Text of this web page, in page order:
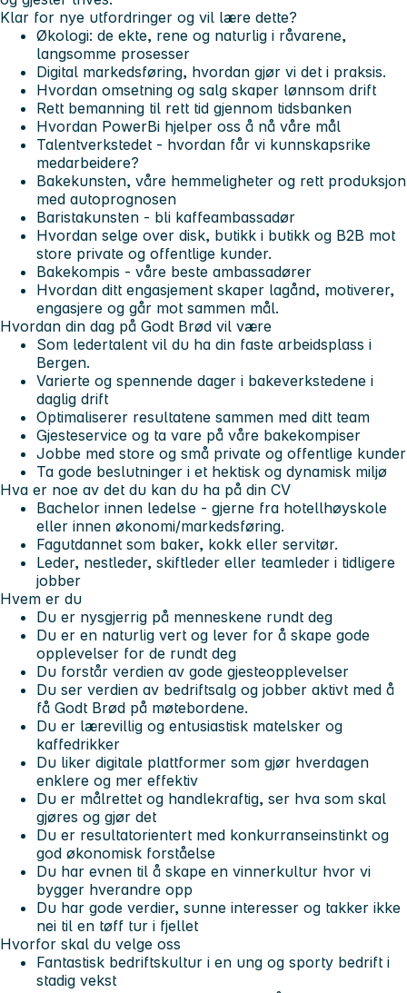
Klar for nye utfordringer og vil lære dette?
Økologi: de ekte, rene og naturlig i råvarene,
langsomme prosesser
Digital markedsføring, hvordan gjør vi det i praksis.
Hvordan omsetning og salg skaper lønnsom drift
Rett bemanning til rett tid gjennom tidsbanken
Hvordan PowerBi hjelper oss å nå våre mål
Talentverkstedet - hvordan får vi kunnskapsrike
medarbeidere?
Bakekunsten, våre hemmeligheter og rett produksjon
med autoprognosen
Baristakunsten - bli kaffeambassadør
Hvordan selge over disk, butikk i butikk og B2B mot
store private og offentlige kunder.
Bakekompis - våre beste ambassadører
Hvordan ditt engasjement skaper lagånd, motiverer,
engasjere og går mot sammen mål.
Hvordan din dag på Godt Brød vil være
Som ledertalent vil du ha din faste arbeidsplass i
Bergen.
Varierte og spennende dager i bakeverkstedene i
daglig drift
Optimaliserer resultatene sammen med ditt team
Gjesteservice og ta vare på våre bakekompiser
Jobbe med store og små private og offentlige kunder
Ta gode beslutninger i et hektisk og dynamisk miljø
Hva er noe av det du kan du ha på din CV
Bachelor innen ledelse - gjerne fra hotellhøyskole
eller innen økonomi/markedsføring.
Fagutdannet som baker, kokk eller servitør.
Leder, nestleder, skiftleder eller teamleder i tidligere
jobber
Hvem er du
Du er nysgjerrig på menneskene rundt deg
Du er en naturlig vert og lever for å skape gode
opplevelser for de rundt deg
Du forstår verdien av gode gjesteopplevelser
Du ser verdien av bedriftsalg og jobber aktivt med å
få Godt Brød på møtebordene.
Du er lærevillig og entusiastisk matelsker og
kaffedrikker
Du liker digitale plattformer som gjør hverdagen
enklere og mer effektiv
Du er målrettet og handlekraftig, ser hva som skal
gjøres og gjør det
Du er resultatorientert med konkurranseinstinkt og
god økonomisk forståelse
Du har evnen til å skape en vinnerkultur hvor vi
bygger hverandre opp
Du har gode verdier, sunne interesser og takker ikke
nei til en tøff tur i fjellet
Hvorfor skal du velge oss
Fantastisk bedriftskultur i en ung og sporty bedrift i
stadig vekst